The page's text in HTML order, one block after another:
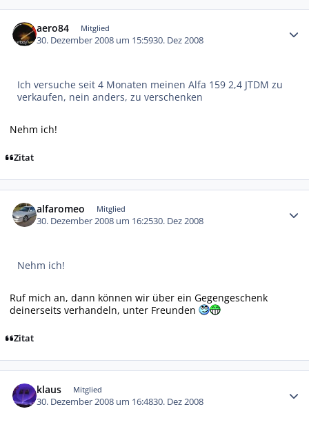
aero84 Mitglied
30. Dezember 2008 um 15:5930. Dez 2008
Ich versuche seit 4 Monaten meinen Alfa 159 2,4 JTDM zu
verkaufen, nein anders, zu verschenken
Nehm ich!
Zitat
alfaromeo Mitglied
30. Dezember 2008 um 16:2530. Dez 2008
Nehm ich!
Ruf mich an, dann können wir über ein Gegengeschenk
deinerseits verhandeln, unter Freunden
Zitat
klaus Mitglied
30. Dezember 2008 um 16:4830. Dez 2008